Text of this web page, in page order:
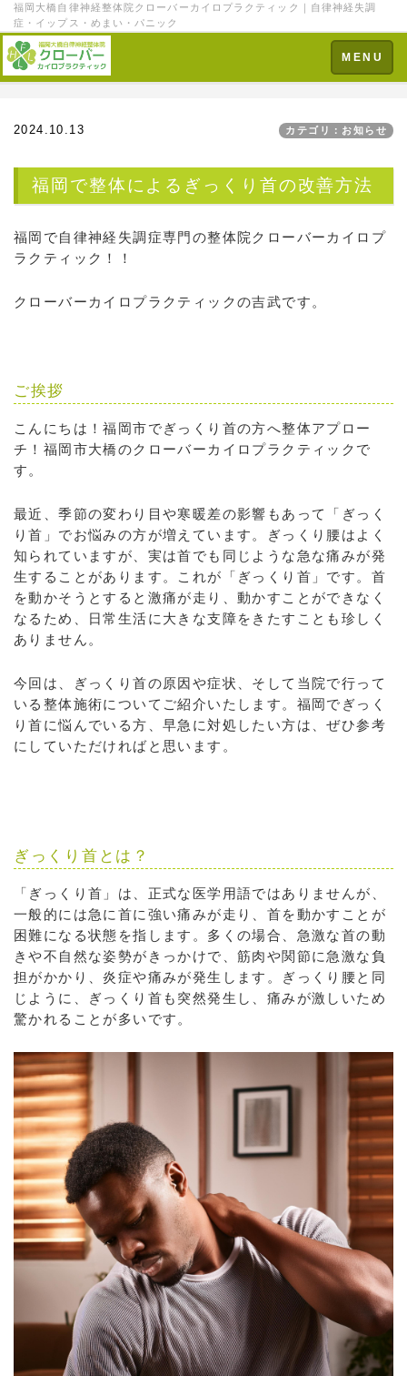
福岡大橋自律神経整体院クローバーカイロプラクティック｜自律神経失調
症・イップス・めまい・パニック
Toggle
navigation
MENU
2024.10.13 カテゴリ：お知らせ
福岡で整体によるぎっくり首の改善方法
福岡で自律神経失調症専門の整体院クローバーカイロプ
ラクティック！！
クローバーカイロプラクティックの吉武です。
ご挨拶
こんにちは！福岡市でぎっくり首の方へ整体アプロー
チ！福岡市大橋のクローバーカイロプラクティックで
す。
最近、季節の変わり目や寒暖差の影響もあって「ぎっく
り首」でお悩みの方が増えています。ぎっくり腰はよく
知られていますが、実は首でも同じような急な痛みが発
生することがあります。これが「ぎっくり首」です。首
を動かそうとすると激痛が走り、動かすことができなく
なるため、日常生活に大きな支障をきたすことも珍しく
ありません。
今回は、ぎっくり首の原因や症状、そして当院で行って
いる整体施術についてご紹介いたします。福岡でぎっく
り首に悩んでいる方、早急に対処したい方は、ぜひ参考
にしていただければと思います。
ぎっくり首とは？
「ぎっくり首」は、正式な医学用語ではありませんが、
一般的には急に首に強い痛みが走り、首を動かすことが
困難になる状態を指します。多くの場合、急激な首の動
きや不自然な姿勢がきっかけで、筋肉や関節に急激な負
担がかかり、炎症や痛みが発生します。ぎっくり腰と同
じように、ぎっくり首も突然発生し、痛みが激しいため
驚かれることが多いです。